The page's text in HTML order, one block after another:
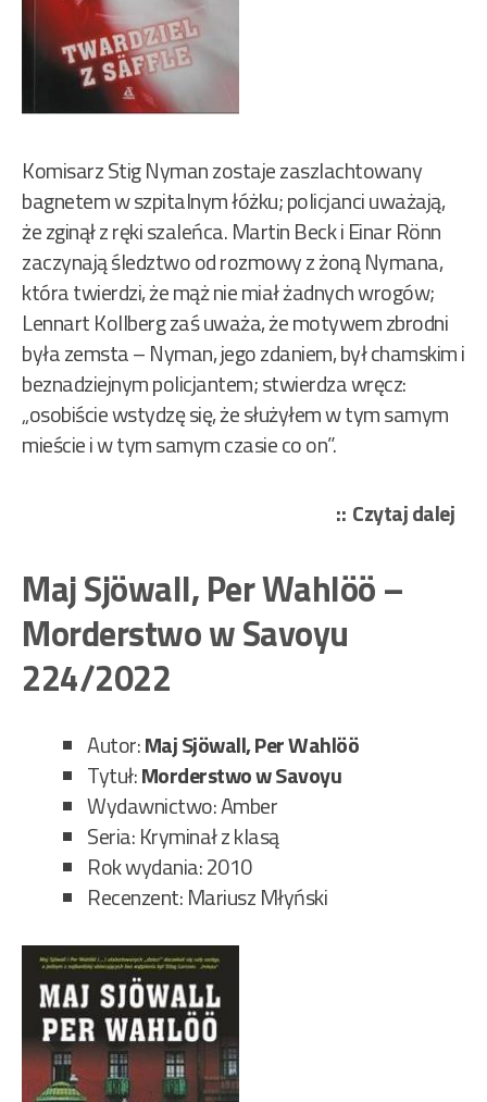
Komisarz Stig Nyman zostaje zaszlachtowany
bagnetem w szpitalnym łóżku; policjanci uważają,
że zginął z ręki szaleńca. Martin Beck i Einar Rönn
zaczynają śledztwo od rozmowy z żoną Nymana,
która twierdzi, że mąż nie miał żadnych wrogów;
Lennart Kollberg zaś uważa, że motywem zbrodni
była zemsta – Nyman, jego zdaniem, był chamskim i
beznadziejnym policjantem; stwierdza wręcz:
„osobiście wstydzę się, że służyłem w tym samym
mieście i w tym samym czasie co on”.
Czytaj dalej
Maj Sjöwall, Per Wahlöö –
Morderstwo w Savoyu
224/2022
Autor:Maj Sjöwall, Per Wahlöö
Tytuł:Morderstwo w Savoyu
Wydawnictwo: Amber
Seria: Kryminał z klasą
Rok wydania: 2010
Recenzent: Mariusz Młyński